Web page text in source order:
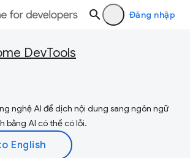
Đăng nhập
DevTools
nghệ AI để dịch nội dung sang ngôn ngữ
bằng AI có thể có lỗi.